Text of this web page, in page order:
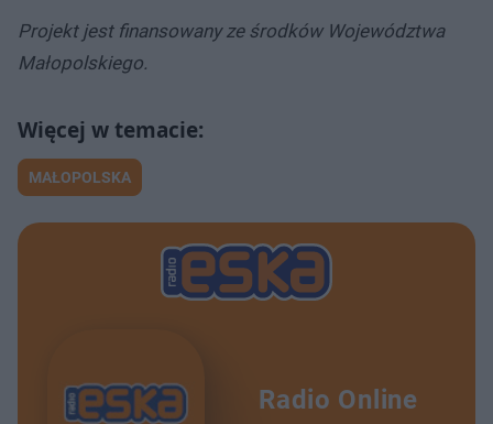
Projekt jest finansowany ze środków Województwa
Małopolskiego.
MAŁOPOLSKA
Radio Online